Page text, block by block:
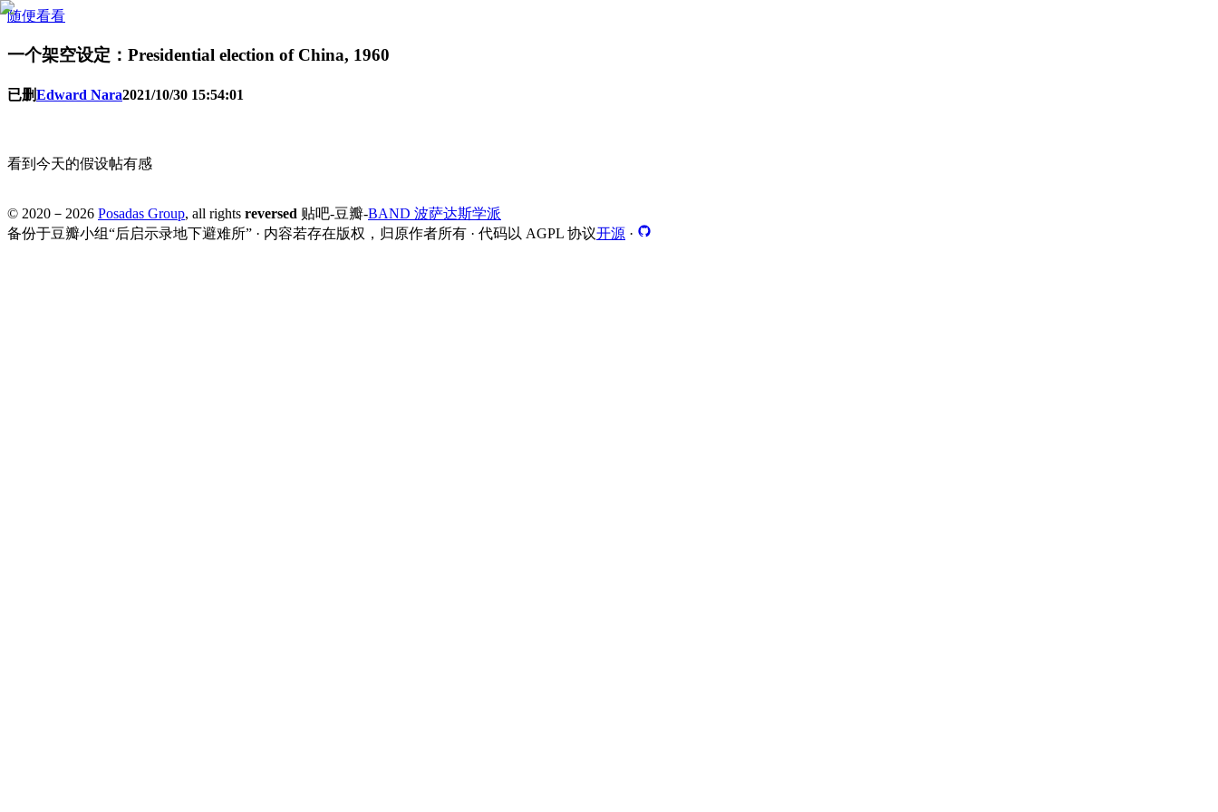
随便看看
一个架空设定：Prеsidential еlection of Chinа, 1960
已删Edward Nara2021/10/30 15:54:01
看到今天的假设帖有感
© 2020－ 2026 Posadas Group, all rights reversed 贴吧-豆瓣-BAND 波萨达斯学派
备份于豆瓣小组“后启示录地下避难所” · 内容若存在版权，归原作者所有 · 代码以 AGPL 协议开源 ·